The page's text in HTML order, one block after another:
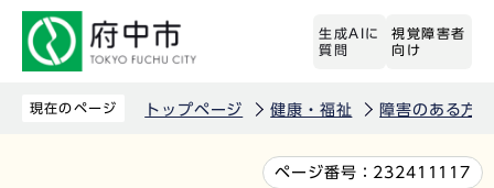
生成AIに
質問
視覚障害者
向け
現在のページ トップページ 健康・福祉 障害のある方
ページ番号： 232411117